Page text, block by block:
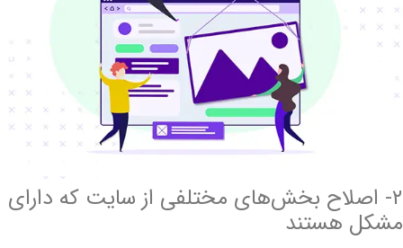
۲- اصلاح بخش‌های مختلفی از سایت که دارای
مشکل هستند